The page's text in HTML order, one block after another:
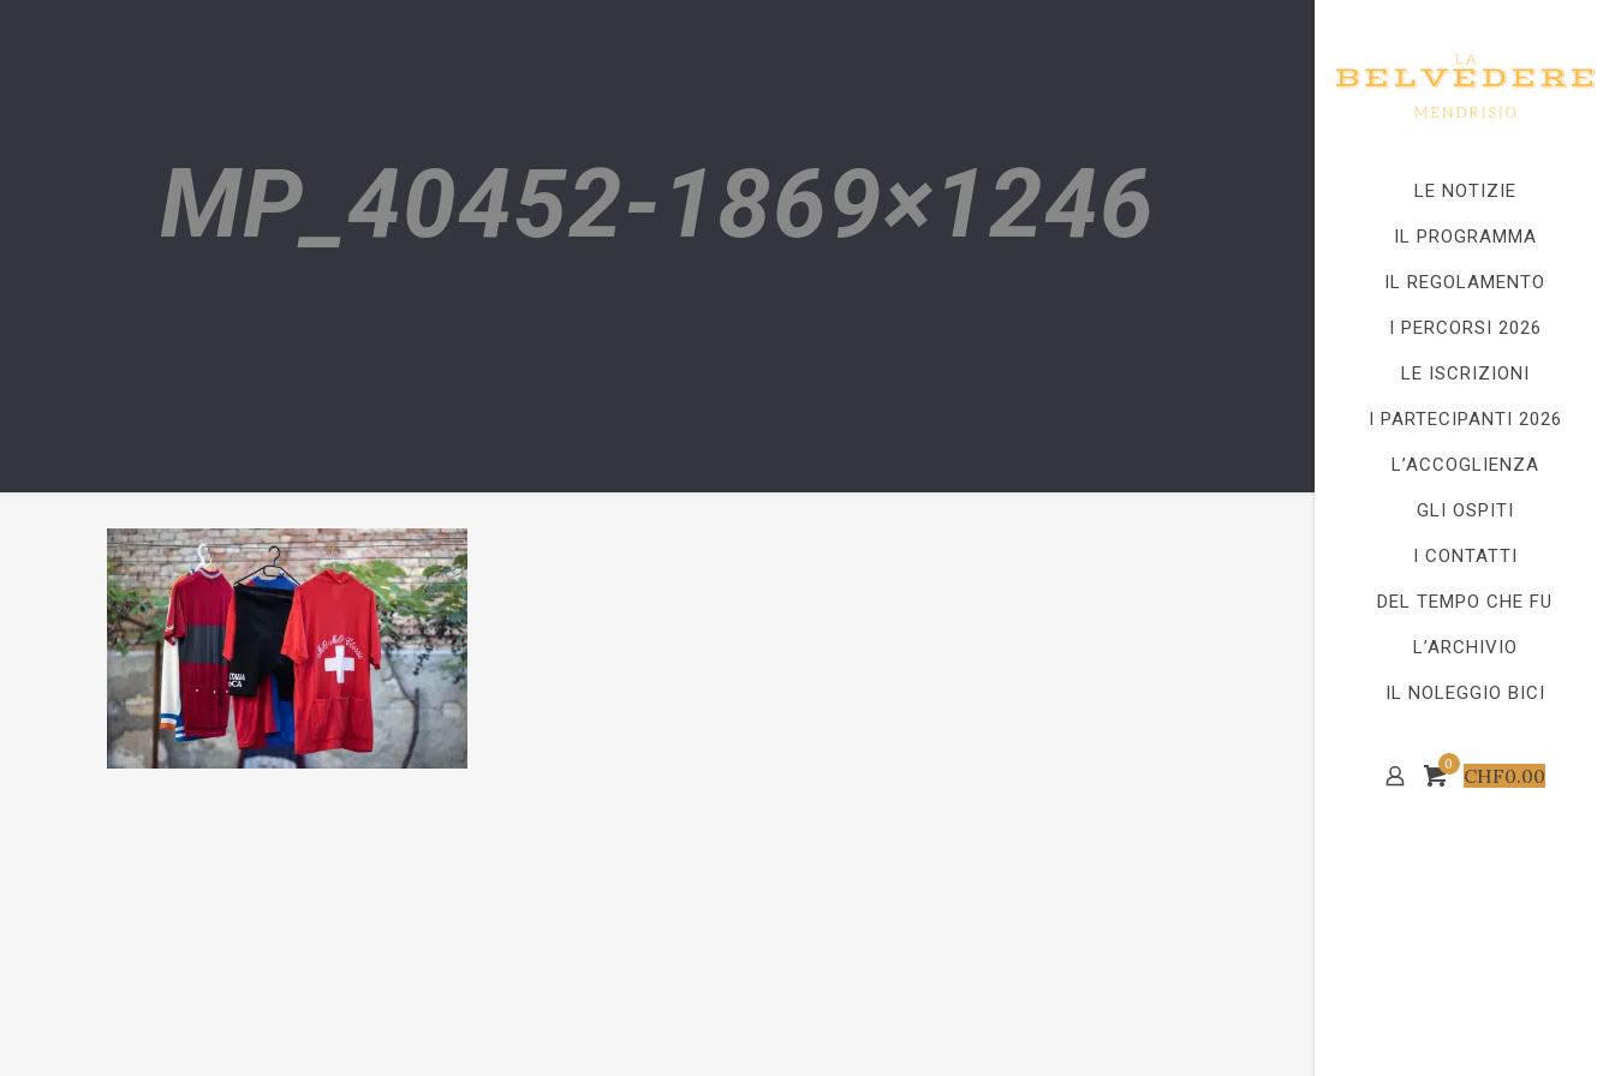
LE NOTIZIE
IL PROGRAMMA
IL REGOLAMENTO
I PERCORSI 2026
LE ISCRIZIONI
I PARTECIPANTI 2026
L’ACCOGLIENZA
GLI OSPITI
I CONTATTI
DEL TEMPO CHE FU
L’ARCHIVIO
IL NOLEGGIO BICI
0 CHF0.00
MP_40452-1869×1246